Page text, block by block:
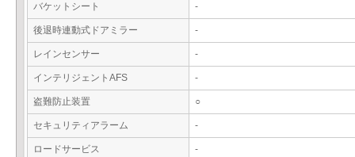
バケットシート -
後退時連動式ドアミラー -
レインセンサー -
インテリジェントAFS -
盗難防止装置 ○
セキュリティアラーム -
ロードサービス -